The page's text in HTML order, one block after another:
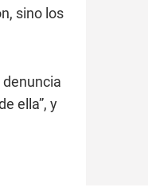
sino los
ella”, y